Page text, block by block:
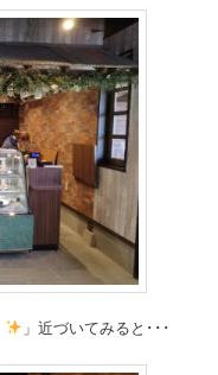
」近づいてみると･･･